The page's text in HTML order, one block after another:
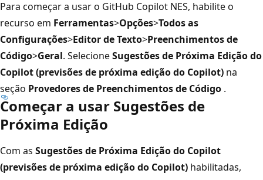
Para começar a usar o GitHub Copilot NES, habilite o
recurso em Ferramentas>Opções>Todos as
Configurações>Editor de Texto>Preenchimentos de
Código>Geral. SelecioneSugestões de Próxima Edição do
Copilot (previsões de próxima edição do Copilot) na
seção Provedores de Preenchimentos de Código .
Começar a usar Sugestões de
Próxima Edição
Com as Sugestões de Próxima Edição do Copilot
(previsões de próxima edição do Copilot) habilitadas,